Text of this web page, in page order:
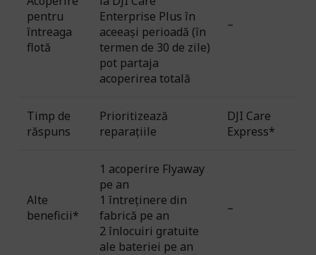
pentru
întreaga
flotă
Enterprise Plus în
aceeași perioadă (în
termen de 30 de zile)
pot partaja
acoperirea totală
–
Timp de
răspuns
Prioritizează
reparațiile
DJI Care
Express*
Alte
beneficii*
1 acoperire Flyaway
pe an
1 întreținere din
fabrică pe an
2 înlocuiri gratuite
ale bateriei pe an
–